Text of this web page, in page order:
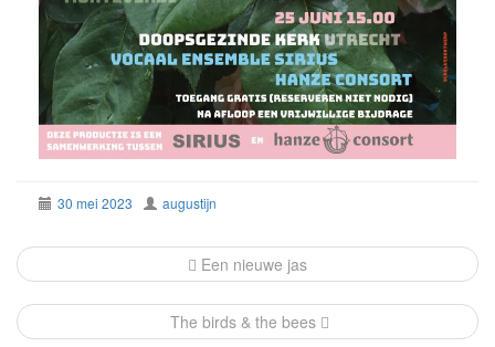
30 mei 2023 augustijn
Post
navigation
Een nieuwe jas
The birds & the bees